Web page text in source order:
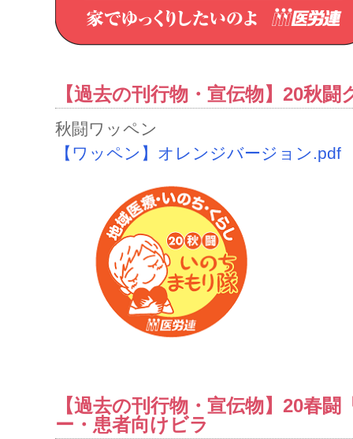
【過去の刊行物・宣伝物】20秋闘
秋闘ワッペ
【ワッペン】オレンジバージョン.pdf
【過去の刊行物・宣伝物】20春
ー・患者向けビラ